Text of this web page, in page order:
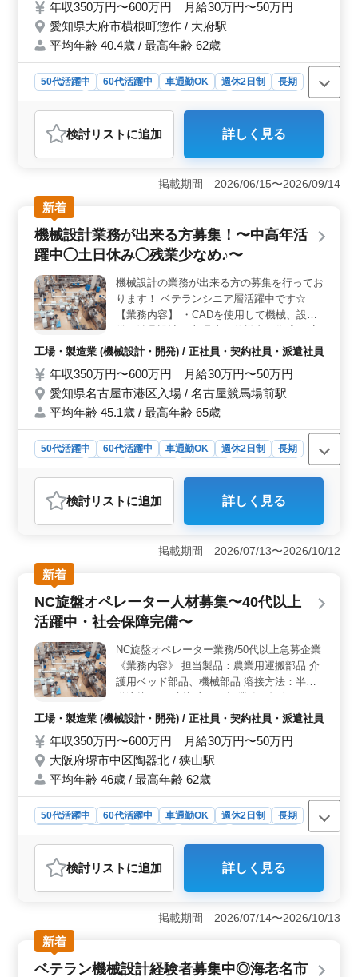
い ご応募お待ちしていおります♪♪
年収350万円〜600万円 月給30万円〜50万円
愛知県大府市横根町惣作 / 大府駅
平均年齢 40.4歳 / 最高年齢 62歳
50代活躍中 60代活躍中 車通勤OK 週休2日制
長期
おすすめポイント
＜経験者重視＞ 機械設計経験5年以上の方を募集してい
ます。ICADの使用経験がある方は歓迎です。図面読み取
富な経験を発揮できる環境です。 ＜充実した福利厚
生＞ 社会保険完備、作業着支給、資格手当支給があ
り、安心して働ける環境を整えています。交通費実費支
給で通勤も快適。週休2日制なのでワークライフバランス
も充実しています。 ＜活気ある機械設計のプロ集団
＞ 大府市に拠点を置く当社は、機械設計業務に特化し
たプロのチームです。活気ある職場で、経験豊富なスタ
ッフが協力し合いながら、高度な機械設計に挑戦してい
ます。新しい仲間をお待ちしています。
検討リスト に追加 詳しく見る
掲載期間 2026/06/15〜2026/09/14
新着
機械設計業務が出来る方募集！〜中高年活
躍中◯土日休み◯残業少なめ♪〜
機械設計の業務が出来る方の募集を行ってお
ります！ ベテランシニア層活躍中です☆
【業務内容】 ・CADを使用して機械、設
先での打合せ ・弊社生産工場との製作打合
歓迎！ 皆様のご応募お待ちしております♪
工場・製造業 (機械設計・開発) / 正社員・契約社員・派遣社員
年収350万円〜600万円 月給30万円〜50万円
愛知県名古屋市港区入場 / 名古屋競馬場前駅
平均年齢 45.1歳 / 最高年齢 65歳
50代活躍中 60代活躍中 車通勤OK 週休2日制
長期
おすすめポイント
＜中高年が活躍する機械設計業務＞ CADを駆使して機
械や設備の設計業務に携わり、部品表や仕様書の作成、
顧客との打合せなどを行います。土日休みで残業も少な
めなので、ワークライフバランスを大切にしながら働け
る環境です。 ＜アクセスの便利な場所での働きやす
さ＞ 名古屋競馬場前駅から徒歩圏内の好立地に位置
し、車通勤も可能です。無料駐車場完備なので、通勤も
ストレスなく行えます。また、週休2日制で土日もしっか
り休めるため、プライベートの時間を充実させながら仕
事に集中できます。 ＜豊富な経験と知識を活かすチ
ャンス＞ ベテランシニア層が多く活躍する職場で、豊
富な経験や知識を活かしながら新たな挑戦ができます。
経験豊富な先輩たちとの協力や指導を通じて、スキルア
ップや成長を目指すことができるでしょう。
検討リスト に追加 詳しく見る
掲載期間 2026/07/13〜2026/10/12
新着
NC旋盤オペレーター人材募集〜40代以上
活躍中・社会保障完備〜
NC旋盤オペレーター業務/50代以上急募企業
《業務内容》 担当製品：農業用運搬部品 介
護用ベッド部品、機械部品 溶接方法：半自
ただきます NC旋盤を動かす指示をコンピュ
械操作や完成品のチェックするオペレーティ
ング 備考 ・車通勤可能 ・作業着支給 ・資
格手当支給あり ☆ご転職活動されている方
まずはお問い合わせください ご応募お待ち
していおります♪♪
工場・製造業 (機械設計・開発) / 正社員・契約社員・派遣社員
年収350万円〜600万円 月給30万円〜50万円
大阪府堺市中区陶器北 / 狭山駅
平均年齢 46歳 / 最高年齢 62歳
50代活躍中 60代活躍中 車通勤OK 週休2日制
長期
おすすめポイント
＜高度な技術を要する職場＞ 大阪府堺市中区陶器北に
位置する企業では、NC旋盤オペレーターの人材を募集し
ています。NC旋盤工経験が5年以上ある方々を対象と
し、正社員・契約社員・派遣社員の雇用形態が用意され
ています。 ＜働きやすい環境を整備＞ 車通勤が可
能であり、実費支給の通勤手当も用意されています。ま
た、月給30万円〜50万円という安定した給与水準と、週5
検討リスト に追加 詳しく見る
掲載期間 2026/07/14〜2026/10/13
新着
ベテラン機械設計経験者募集中◎海老名市